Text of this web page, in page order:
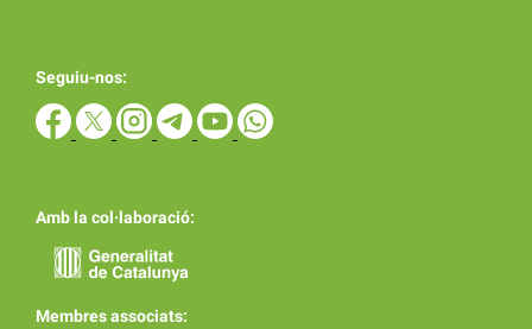
Seguiu-nos:
Amb la col·laboració:
Membres associats: